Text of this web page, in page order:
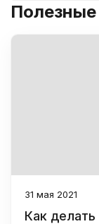
Полезные
31 мая 2021
Как делать